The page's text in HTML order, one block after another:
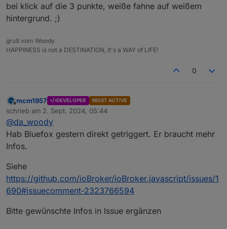
bei klick auf die 3 punkte, weiße fahne auf weißem
hintergrund. ;)
gruß vom Woody
HAPPINESS is not a DESTINATION, it's a WAY of LIFE!
0
Offline
mcm1957 DEVELOPER MOST ACTIVE
schrieb am 2. Sept. 2024, 05:44
zuletzt editiert von
@da_woody
Hab Bluefox gestern direkt getriggert. Er braucht mehr
Infos.
Siehe
https://github.com/ioBroker/ioBroker.javascript/issues/1
690#issuecomment-2323766594
Bitte gewünschte Infos in Issue ergänzen